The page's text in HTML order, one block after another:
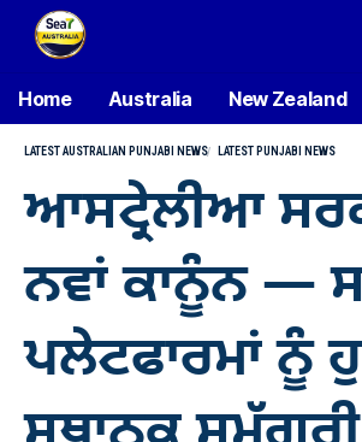
Home Australia New Zealand
LATEST AUSTRALIAN PUNJABI NEWS LATEST PUNJABI NEWS
ਆਸਟ੍ਰੇਲੀਆ
ਨਵਾਂ ਕਾਨੂੰਨ —
ਪਲੇਟਫਾਰਮਾਂ ਨੂੰ